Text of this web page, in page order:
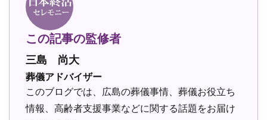
この記事の監修者
三島 尚大
葬儀アドバイザー
このブログでは、広島の葬儀事情、葬儀お役立ち
情報、高齢者支援事業などに関する話題をお届け